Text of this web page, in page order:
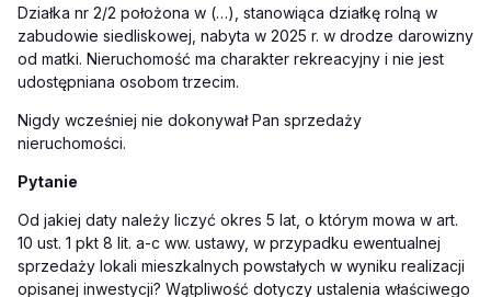
Działka nr 2/2 położona w (…), stanowiąca działkę rolną w
zabudowie siedliskowej, nabyta w 2025 r. w drodze darowizny
od matki. Nieruchomość ma charakter rekreacyjny i nie jest
udostępniana osobom trzecim.
Nigdy wcześniej nie dokonywał Pan sprzedaży
nieruchomości.
Pytanie
Od jakiej daty należy liczyć okres 5 lat, o którym mowa w art.
10 ust. 1 pkt 8 lit. a-c ww. ustawy, w przypadku ewentualnej
sprzedaży lokali mieszkalnych powstałych w wyniku realizacji
opisanej inwestycji? Wątpliwość dotyczy ustalenia właściwego